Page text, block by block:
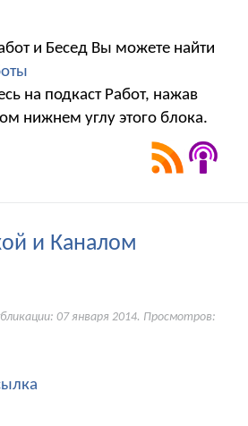
и Бесед Вы можете найти
на подкаст Работ, нажав
нижнем углу этого блока.
и Каналом
07 января 2014. Просмотров: